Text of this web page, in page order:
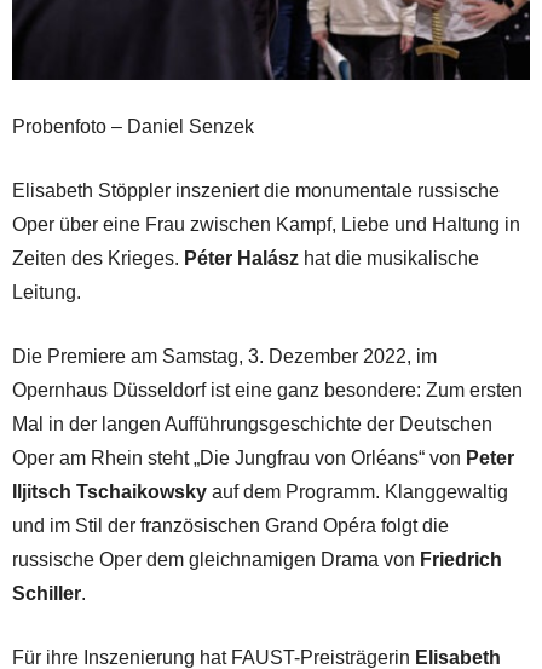
Probenfoto – Daniel Senzek
Elisabeth Stöppler inszeniert die monumentale russische
Oper über eine Frau zwischen Kampf, Liebe und Haltung in
Zeiten des Krieges. Péter Halász hat die musikalische
Leitung.
Die Premiere am Samstag, 3. Dezember 2022, im
Opernhaus Düsseldorf ist eine ganz besondere: Zum ersten
Mal in der langen Aufführungsgeschichte der Deutschen
Oper am Rhein steht „Die Jungfrau von Orléans“ von Peter
Iljitsch Tschaikowsky auf dem Programm. Klanggewaltig
und im Stil der französi­schen Grand Opéra folgt die
russische Oper dem gleichnamigen Drama von Friedrich
Schiller.
Für ihre Inszenierung hat FAUST-Preisträgerin Elisabeth